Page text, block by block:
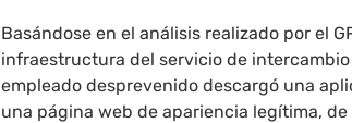
Basándose en el análisis realizado por el
infraestructura del servicio de
empleado desprevenido descargó una
una página web de apariencia legítima,